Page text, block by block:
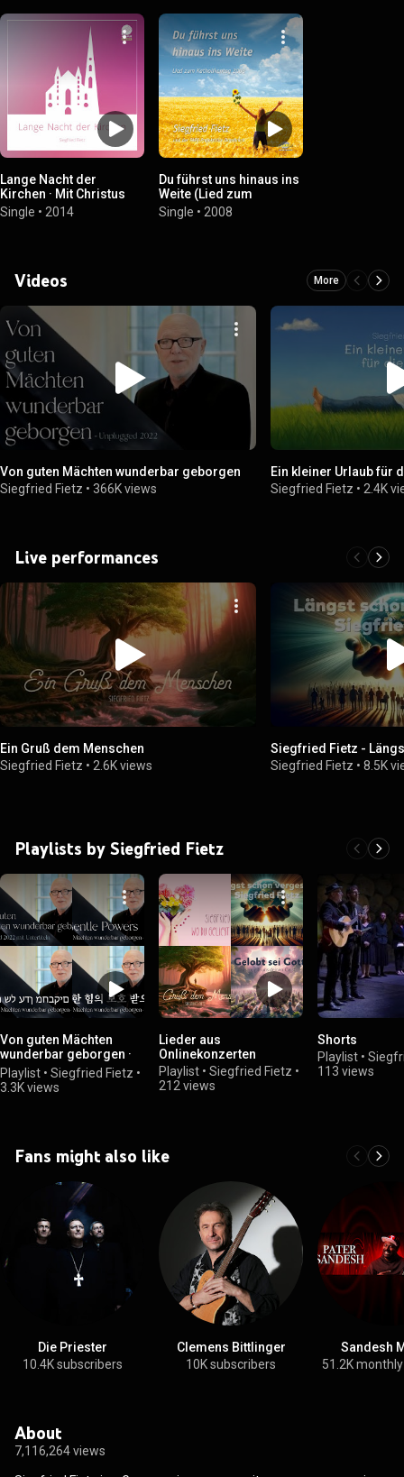
Lange Nacht der
Kirchen · Mit Christus
Brücken bauen
Single • 2014
Du führst uns hinaus ins
Weite (Lied zum
Katholikentag 2008)
Single • 2008
Videos More
Von guten Mächten wunderbar geborgen
Siegfried Fietz • 366K views
Ein kleiner Urlaub für
Siegfried Fietz • 2.4K
Live performances
Ein Gruß dem Menschen
Siegfried Fietz • 2.6K views
Siegfried Fietz -
Siegfried Fietz •8.5K
Playlists by Siegfried Fietz
Von guten Mächten
wunderbar geborgen ·
Subtitles
Playlist • Siegfried Fietz •
3.3K views
Lieder aus
Onlinekonzerten
Playlist • Siegfried Fietz •
212 views
Shorts
Playlist •
113 views
Fans might also like
Die Priester
10.4K subscribers
Clemens Bittlinger
10K subscribers
Sandesh
51.2K
About
7,116,264 views